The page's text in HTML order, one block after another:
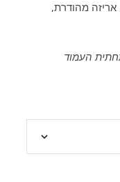
אריזה מהודרת,
העמוד